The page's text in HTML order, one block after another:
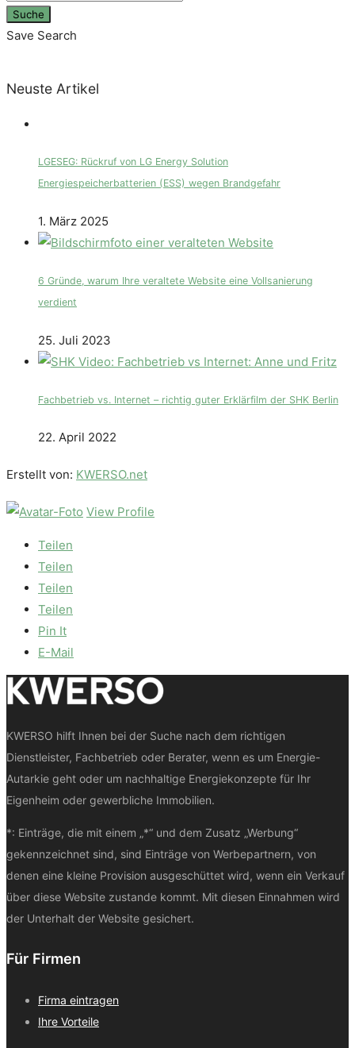
Suche
Save Search
Neuste Artikel
LGESEG: Rückruf von LG Energy Solution
Energiespeicherbatterien (ESS) wegen Brandgefahr
1. März 2025
6 Gründe, warum Ihre veraltete Website eine Vollsanierung
verdient
25. Juli 2023
Fachbetrieb vs. Internet – richtig guter Erklärfilm der SHK Berlin
22. April 2022
Erstellt von: KWERSO.net
View Profile
Teilen
Teilen
Teilen
Teilen
Pin It
E-Mail
KWERSO hilft Ihnen bei der Suche nach dem richtigen
Dienstleister, Fachbetrieb oder Berater, wenn es um Energie-
Autarkie geht oder um nachhaltige Energiekonzepte für Ihr
Eigenheim oder gewerbliche Immobilien.
*: Einträge, die mit einem „*“ und dem Zusatz „Werbung“
gekennzeichnet sind, sind Einträge von Werbepartnern, von
denen eine kleine Provision ausgeschüttet wird, wenn ein Verkauf
über diese Website zustande kommt. Mit diesen Einnahmen wird
der Unterhalt der Website gesichert.
Für Firmen
Firma eintragen
Ihre Vorteile